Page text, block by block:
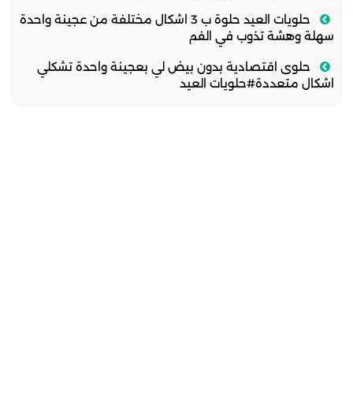
حلويات العيد حلوة ب 3 اشكال مختلفة من عجينة واحدة
سهلة وهشة تذوب في الفم
حلوى اقتصادية بدون بيض لي بعجينة واحدة تشكلي
اشكال متعددة#حلويات العيد